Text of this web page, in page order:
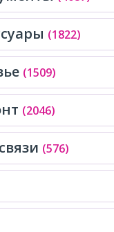
(1822)
(1509)
(2046)
(576)